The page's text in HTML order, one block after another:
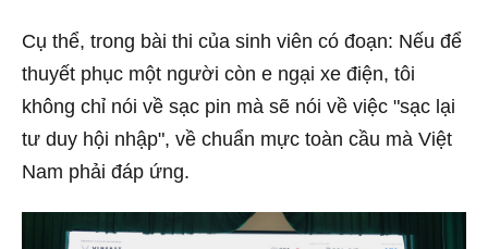
Cụ thể, trong bài thi của sinh viên có đoạn: Nếu để
thuyết phục một người còn e ngại xe điện, tôi
không chỉ nói về sạc pin mà sẽ nói về việc "sạc lại
tư duy hội nhập", về chuẩn mực toàn cầu mà Việt
Nam phải đáp ứng.